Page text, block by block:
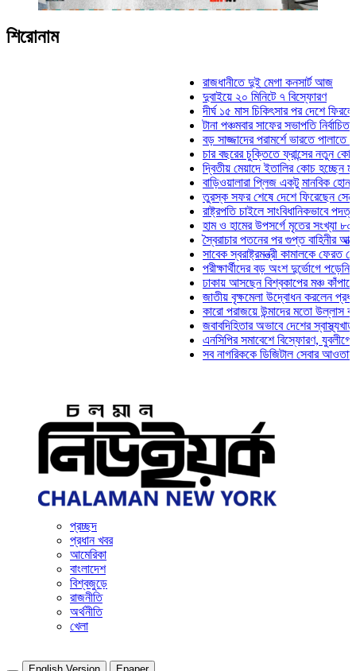
শিরোনাম
রাজধানীতে দুই মেগা কনসার্ট আজ
দুবাইয়ে ২০ মিনিটে ৭ বিস্ফোরণ
দীর্ঘ ১৫ মাস চিকিৎসার পর দেশে ফিরলেন
টানা পঞ্চমবার সাফের সভাপতি নির্বাচিত কাজী
বড় সাজ্জাদের পরামর্শে ভারতে পালাতে
চার বছরের চুক্তিতে ফ্রান্সের নতুন কোচ জিদান
দ্বিতীয় মেয়াদে ইতালির কোচ হচ্ছেন মানচিনি
বাড়িওয়ালারা প্লিজ একটু মানবিক হোন: মনিরা
তুরস্ক সফর শেষে দেশে ফিরেছেন সেনাপ্রধান
রাষ্ট্রপতি চাইলে সাংবিধানিকভাবে পদত্যাগ
হাম ও হামের উপসর্গে মৃতের সংখ্যা ৮০০ ছাড়াল
স্বৈরাচার পতনের পর গুপ্ত বাহিনীর আত্মপ্রকাশ:
সাবেক স্বরাষ্ট্রমন্ত্রী কামালকে ফেরত চেয়ে
পরীক্ষার্থীদের বড় অংশ দুর্ভোগে পড়েনি: ড.
ঢাকায় আসছেন বিশ্বকাপের মঞ্চ কাঁপানো সেই
জাতীয় বৃক্ষমেলা উদ্বোধন করলেন প্রধানমন্ত্রী
কারো পরাজয়ে উন্মাদের মতো উল্লাস করতে হয়
জবাবদিহিতার অভাবে দেশের স্বাস্থ্যখাত নানা
এনসিপির সমাবেশে বিস্ফোরণ, যুবলীগের দুই
সব নাগরিককে ডিজিটাল সেবার আওতায় আনতে
প্রচ্ছদ
প্রধান খবর
আমেরিকা
বাংলাদেশ
বিশ্বজুড়ে
রাজনীতি
অর্থনীতি
খেলা